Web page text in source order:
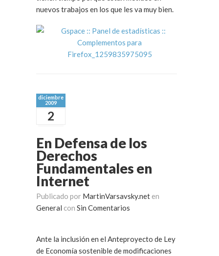
nuevos trabajos en los que les va muy bien.
diciembre
2009
2
En Defensa de los
Derechos
Fundamentales en
Internet
Publicado por MartinVarsavsky.net en
General con Sin Comentarios
Ante la inclusión en el Anteproyecto de Ley
de Economía sostenible de modificaciones